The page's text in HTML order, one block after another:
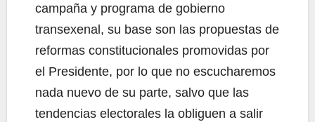
campaña y programa de gobierno
transexenal, su base son las propuestas de
reformas constitucionales promovidas por
el Presidente, por lo que no escucharemos
nada nuevo de su parte, salvo que las
tendencias electorales la obliguen a salir